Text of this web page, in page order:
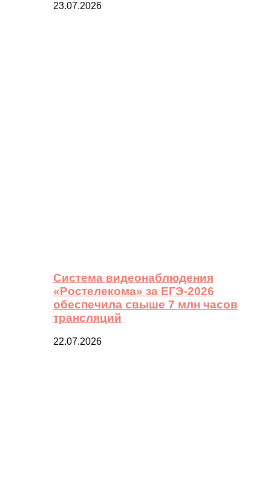
23.07.2026
Система видеонаблюдения
«Ростелекома» за ЕГЭ-2026
обеспечила свыше 7 млн часов
трансляций
22.07.2026